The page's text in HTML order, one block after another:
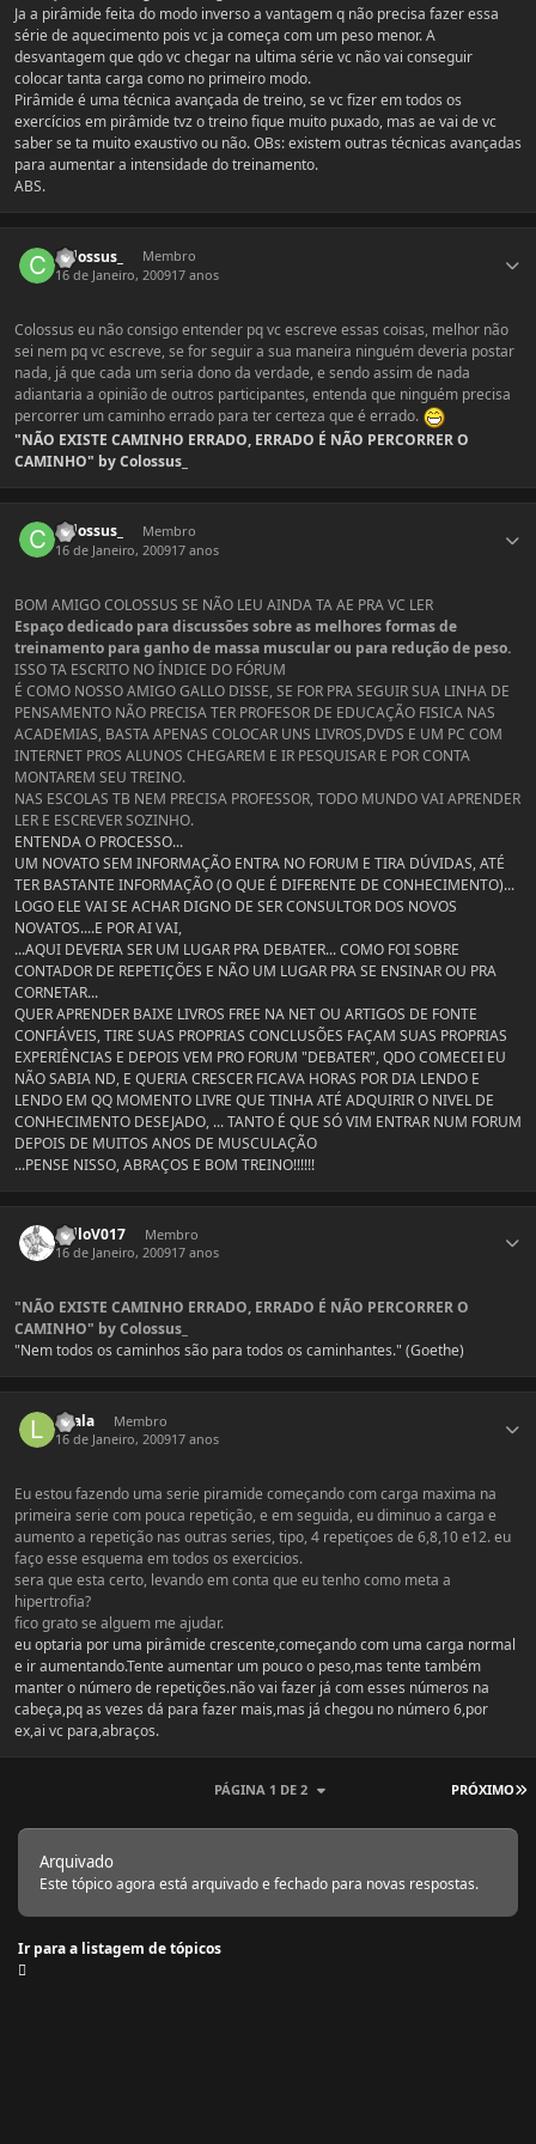
Ja a pirâmide feita do modo inverso a vantagem q não precisa fazer essa
série de aquecimento pois vc ja começa com um peso menor. A
desvantagem que qdo vc chegar na ultima série vc não vai conseguir
colocar tanta carga como no primeiro modo.
Pirâmide é uma técnica avançada de treino, se vc fizer em todos os
exercícios em pirâmide tvz o treino fique muito puxado, mas ae vai de vc
saber se ta muito exaustivo ou não. OBs: existem outras técnicas avançadas
para aumentar a intensidade do treinamento.
ABS.
Colossus_
Membro
16 de Janeiro, 200917 anos
Colossus eu não consigo entender pq vc escreve essas coisas, melhor não
sei nem pq vc escreve, se for seguir a sua maneira ninguém deveria postar
nada, já que cada um seria dono da verdade, e sendo assim de nada
adiantaria a opinião de outros participantes, entenda que ninguém precisa
percorrer um caminho errado para ter certeza que é errado.
"NÃO EXISTE CAMINHO ERRADO, ERRADO É NÃO PERCORRER O
CAMINHO" by Colossus_
Colossus_
Membro
16 de Janeiro, 200917 anos
BOM AMIGO COLOSSUS SE NÃO LEU AINDA TA AE PRA VC LER
Espaço dedicado para discussões sobre as melhores formas de
treinamento para ganho de massa muscular ou para redução de peso.
ISSO TA ESCRITO NO ÍNDICE DO FÓRUM
É COMO NOSSO AMIGO GALLO DISSE, SE FOR PRA SEGUIR SUA LINHA DE
PENSAMENTO NÃO PRECISA TER PROFESOR DE EDUCAÇÃO FISICA NAS
ACADEMIAS, BASTA APENAS COLOCAR UNS LIVROS,DVDS E UM PC COM
INTERNET PROS ALUNOS CHEGAREM E IR PESQUISAR E POR CONTA
MONTAREM SEU TREINO.
NAS ESCOLAS TB NEM PRECISA PROFESSOR, TODO MUNDO VAI APRENDER
LER E ESCREVER SOZINHO.
ENTENDA O PROCESSO...
UM NOVATO SEM INFORMAÇÃO ENTRA NO FORUM E TIRA DÚVIDAS, ATÉ
TER BASTANTE INFORMAÇÃO (O QUE É DIFERENTE DE CONHECIMENTO)...
LOGO ELE VAI SE ACHAR DIGNO DE SER CONSULTOR DOS NOVOS
NOVATOS....E POR AI VAI,
...AQUI DEVERIA SER UM LUGAR PRA DEBATER... COMO FOI SOBRE
CONTADOR DE REPETIÇÕES E NÃO UM LUGAR PRA SE ENSINAR OU PRA
CORNETAR...
QUER APRENDER BAIXE LIVROS FREE NA NET OU ARTIGOS DE FONTE
CONFIÁVEIS, TIRE SUAS PROPRIAS CONCLUSÕES FAÇAM SUAS PROPRIAS
EXPERIÊNCIAS E DEPOIS VEM PRO FORUM "DEBATER", QDO COMECEI EU
NÃO SABIA ND, E QUERIA CRESCER FICAVA HORAS POR DIA LENDO E
LENDO EM QQ MOMENTO LIVRE QUE TINHA ATÉ ADQUIRIR O NIVEL DE
CONHECIMENTO DESEJADO, ... TANTO É QUE SÓ VIM ENTRAR NUM FORUM
DEPOIS DE MUITOS ANOS DE MUSCULAÇÃO
...PENSE NISSO, ABRAÇOS E BOM TREINO!!!!!!
galloV017
Membro
16 de Janeiro, 200917 anos
"NÃO EXISTE CAMINHO ERRADO, ERRADO É NÃO PERCORRER O
CAMINHO" by Colossus_
"Nem todos os caminhos são para todos os caminhantes." (Goethe)
lalala
Membro
16 de Janeiro, 200917 anos
Eu estou fazendo uma serie piramide começando com carga maxima na
primeira serie com pouca repetição, e em seguida, eu diminuo a carga e
aumento a repetição nas outras series, tipo, 4 repetiçoes de 6,8,10 e12. eu
faço esse esquema em todos os exercicios.
sera que esta certo, levando em conta que eu tenho como meta a
hipertrofia?
fico grato se alguem me ajudar.
eu optaria por uma pirâmide crescente,começando com uma carga normal
e ir aumentando.Tente aumentar um pouco o peso,mas tente também
manter o número de repetições.não vai fazer já com esses números na
cabeça,pq as vezes dá para fazer mais,mas já chegou no número 6,por
ex,ai vc para,abraços.
PRÓXIMO
PÁGINA 1 DE 2
Arquivado
Este tópico agora está arquivado e fechado para novas respostas.
Ir para a listagem de tópicos